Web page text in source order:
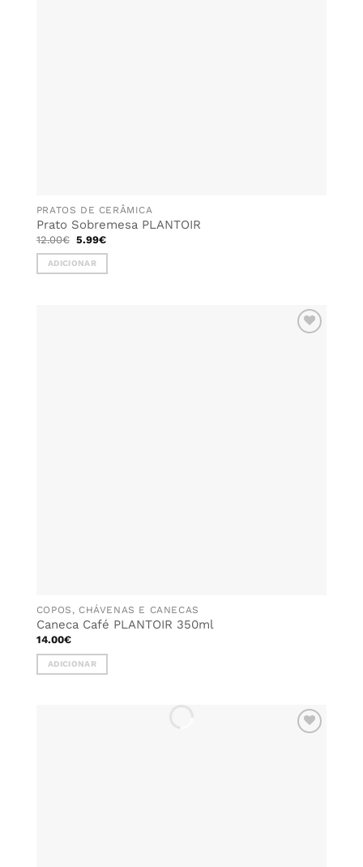
PRATOS DE CERÂMICA
Prato Sobremesa PLANTOIR
12.00€ O
original
era:
12.00€.
5.99€O
atual
5.99€.
ADICIONAR
COPOS, CHÁVENAS E CANECAS
Caneca Café PLANTOIR 350ml
14.00€
ADICIONAR